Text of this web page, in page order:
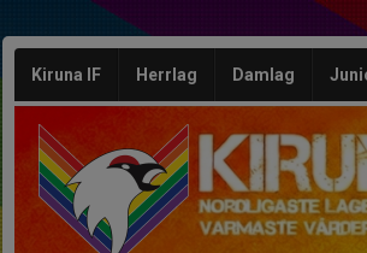
Kiruna IF Herrlag Damlag